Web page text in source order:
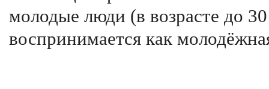
молодые люди (в возрасте до
воспринимается как